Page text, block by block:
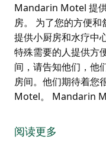
Mandarin Motel 提
房。 为了您的方便和
提供小厨房和水疗中
特殊需要的人提供方
间，请告知他们，他
房间。他们期待着您
Motel。 Mandarin
间，是长途驾车后休
惊叹的南巴卡山谷和
阅读更多